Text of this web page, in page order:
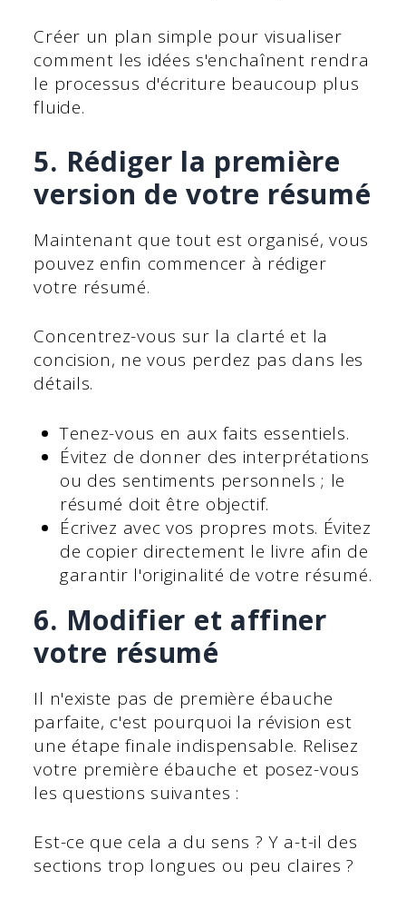
Créer un plan simple pour visualiser
comment les idées s'enchaînent rendra
le processus d'écriture beaucoup plus
fluide.
5. Rédiger la première
version de votre résumé
Maintenant que tout est organisé, vous
pouvez enfin commencer à rédiger
votre résumé.
Concentrez-vous sur la clarté et la
concision, ne vous perdez pas dans les
détails.
Tenez-vous en aux faits essentiels.
Évitez de donner des interprétations
ou des sentiments personnels ; le
résumé doit être objectif.
Écrivez avec vos propres mots. Évitez
de copier directement le livre afin de
garantir l'originalité de votre résumé.
6. Modifier et affiner
votre résumé
Il n'existe pas de première ébauche
parfaite, c'est pourquoi la révision est
une étape finale indispensable. Relisez
votre première ébauche et posez-vous
les questions suivantes :
Est-ce que cela a du sens ? Y a-t-il des
sections trop longues ou peu claires ?